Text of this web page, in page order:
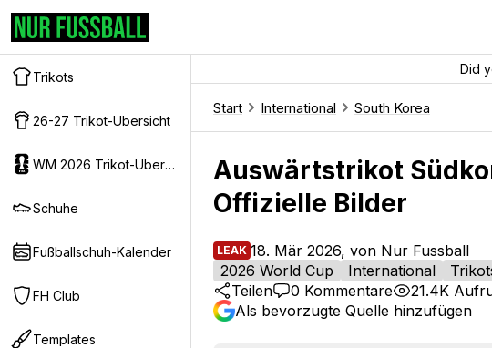
Trikots
26-27 Trikot-Ubersicht
WM 2026 Trikot-Ubersicht
Schuhe
Fußballschuh-Kalender
FH Club
Templates
Did
Start International South Korea
Auswärtstrikot
Offizielle Bilder
LEAK 18. Mär 2026, von Nur Fussball
2026 World Cup
International
Teilen
0 Kommentare 21.4K
Als bevorzugte Quelle hinzufügen